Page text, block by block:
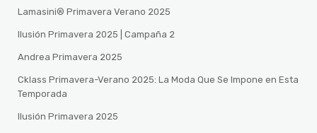
Lamasini® Primavera Verano 2025
Ilusión Primavera 2025 | Campaña 2
Andrea Primavera 2025
Cklass Primavera-Verano 2025: La Moda Que Se Impone en Esta
Temporada
Ilusión Primavera 2025